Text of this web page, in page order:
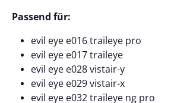
Passend für:
evil eye e016 traileye pro
evil eye e017 traileye
evil eye e028 vistair-y
evil eye e029 vistair-x
evil eye e032 traileye ng pro